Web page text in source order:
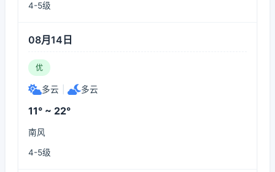
4-5级
08月14日
优
多云 多云
11° ~ 22°
南风
4-5级